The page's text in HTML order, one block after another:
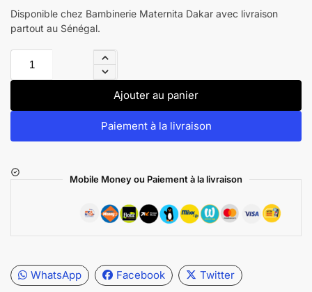
Disponible chez Bambinerie Maternita Dakar avec livraison
partout au Sénégal.
Ajouter au panier
Paiement à la livraison
Mobile Money ou Paiement à la livraison
WhatsApp Facebook Twitter